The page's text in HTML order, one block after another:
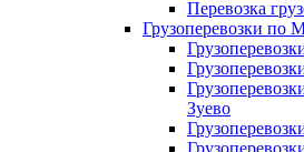
Перевозка
Грузоперевозки по
Зуево